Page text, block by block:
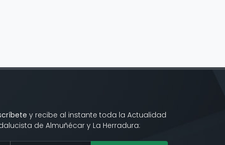
y recibe al instante toda la Actualidad
de Almuñécar y La Herradura: